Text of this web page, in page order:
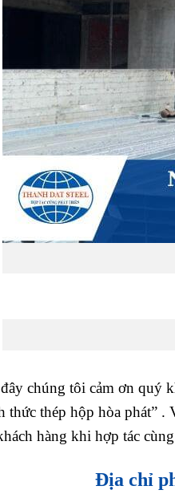
chúng tôi cảm ơn quý
thức thép hộp hòa phát” .
hàng khi hợp tác
Địa chỉ